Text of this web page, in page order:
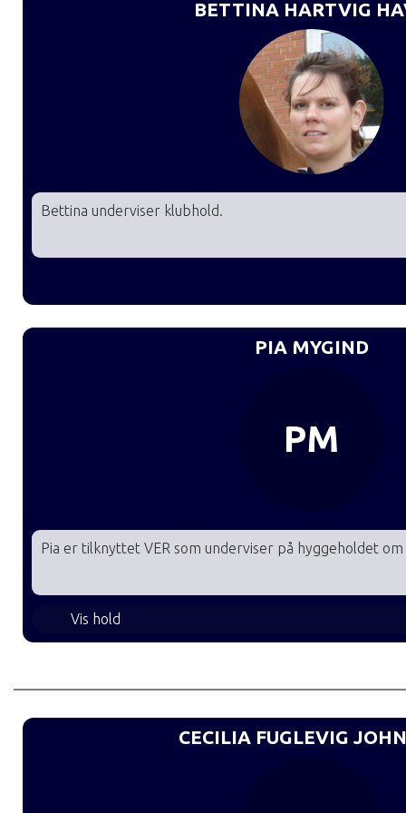
Let
Øvede
Øvede
BETTINA HARTVIG
Bettina underviser klubhold.
PIA MYGIND
PM
Pia er tilknyttet VER som underviser på hyggeholdet om
Vis hold
Begynder Hyggehold H27 onsdag
CECILIA FUGLEVIG